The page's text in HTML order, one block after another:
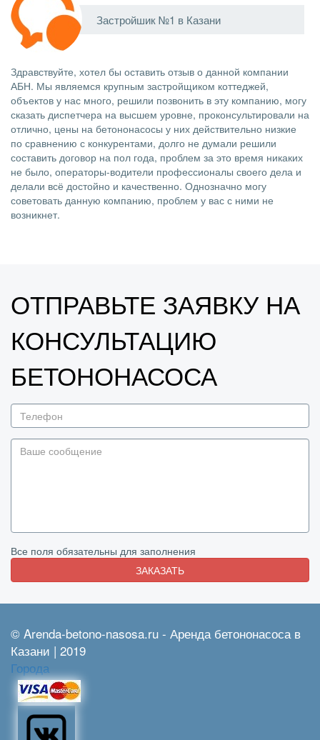
Застройшик №1 в Казани
Здравствуйте, хотел бы оставить отзыв о данной компании
АБН. Мы являемся крупным застройщиком коттеджей,
объектов у нас много, решили позвонить в эту компанию, могу
сказать диспетчера на высшем уровне, проконсультировали на
отлично, цены на бетононасосы у них действительно низкие
по сравнению с конкурентами, долго не думали решили
составить договор на пол года, проблем за это время никаких
не было, операторы-водители профессионалы своего дела и
делали всё достойно и качественно. Однозначно могу
советовать данную компанию, проблем у вас с ними не
возникнет.
ОТПРАВЬТЕ ЗАЯВКУ НА
КОНСУЛЬТАЦИЮ
БЕТОНОНАСОСА
Все поля обязательны для заполнения
ЗАКАЗАТЬ
© Arenda-betono-nasosa.ru - Аренда бетононасоса в
Казани | 2019
Города